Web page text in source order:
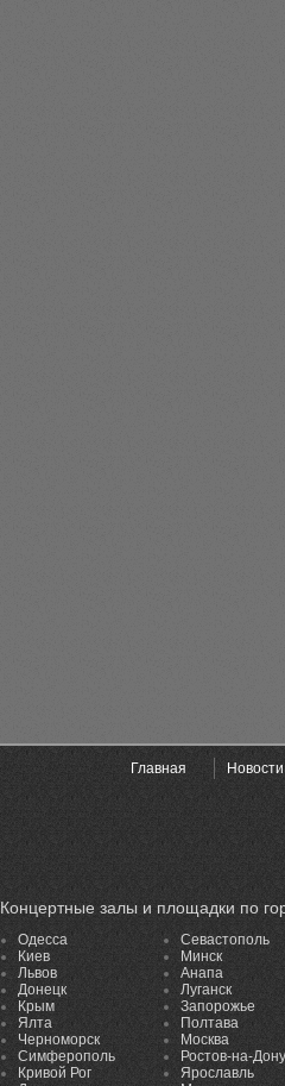
Главная Новости
Концертные залы и площадки по
Одесса
Киев
Львов
Донецк
Крым
Ялта
Черноморск
Симферополь
Кривой Рог
Севастополь
Минск
Анапа
Луганск
Запорожье
Полтава
Москва
Ростов-на-Дону
Ярославль